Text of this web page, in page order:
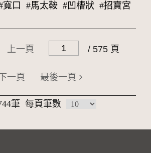
寬口 #馬太鞍 #凹槽狀 #招寶宮
上一頁 / 575 頁
下一頁 最後一頁
筆 每頁筆數